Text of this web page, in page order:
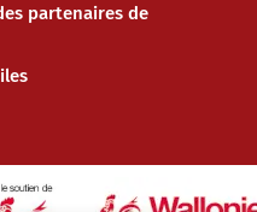
partenaires de